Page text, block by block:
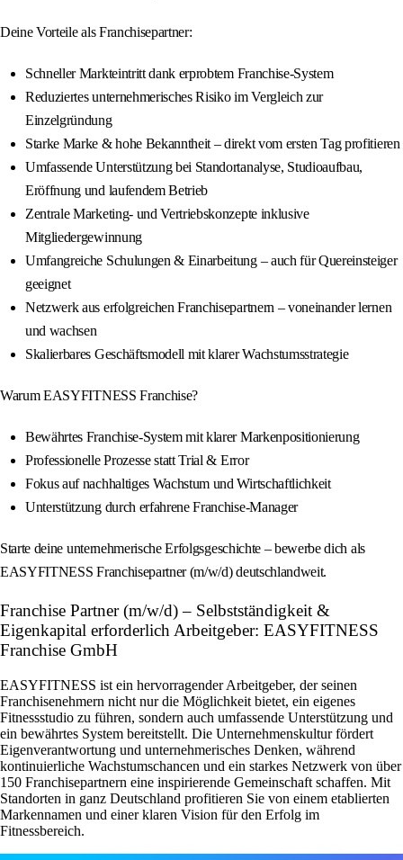
Deine Vorteile als Franchisepartner:
Schneller Markteintritt dank erprobtem Franchise-System
Reduziertes unternehmerisches Risiko im Vergleich zur
Einzelgründung
Starke Marke & hohe Bekanntheit – direkt vom ersten Tag profitieren
Umfassende Unterstützung bei Standortanalyse, Studioaufbau,
Eröffnung und laufendem Betrieb
Zentrale Marketing- und Vertriebskonzepte inklusive
Mitgliedergewinnung
Umfangreiche Schulungen & Einarbeitung – auch für Quereinsteiger
geeignet
Netzwerk aus erfolgreichen Franchisepartnern – voneinander lernen
und wachsen
Skalierbares Geschäftsmodell mit klarer Wachstumsstrategie
Warum EASYFITNESS Franchise?
Bewährtes Franchise-System mit klarer Markenpositionierung
Professionelle Prozesse statt Trial & Error
Fokus auf nachhaltiges Wachstum und Wirtschaftlichkeit
Unterstützung durch erfahrene Franchise-Manager
Starte deine unternehmerische Erfolgsgeschichte – bewerbe dich als
EASYFITNESS Franchisepartner (m/w/d) deutschlandweit.
Franchise Partner (m/w/d) – Selbstständigkeit &
Eigenkapital erforderlich Arbeitgeber: EASYFITNESS
Franchise GmbH
EASYFITNESS ist ein hervorragender Arbeitgeber, der seinen
Franchisenehmern nicht nur die Möglichkeit bietet, ein eigenes
Fitnessstudio zu führen, sondern auch umfassende Unterstützung und
ein bewährtes System bereitstellt. Die Unternehmenskultur fördert
Eigenverantwortung und unternehmerisches Denken, während
kontinuierliche Wachstumschancen und ein starkes Netzwerk von über
150 Franchisepartnern eine inspirierende Gemeinschaft schaffen. Mit
Standorten in ganz Deutschland profitieren Sie von einem etablierten
Markennamen und einer klaren Vision für den Erfolg im
Fitnessbereich.